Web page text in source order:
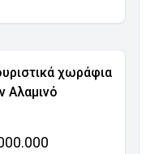
χωράφια
Αλαμινό